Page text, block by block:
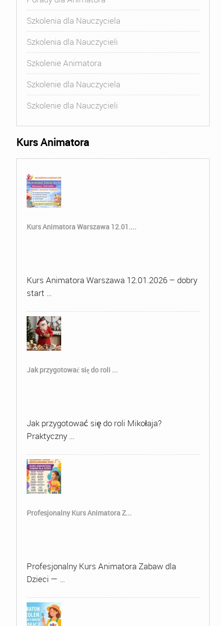
Szkolenia dla Nauczyciela
Szkolenia dla Nauczycieli
Szkolenie Animatora
Szkolenie dla Nauczyciela
Szkolenie dla Nauczycieli
Kurs Animatora
Kurs Animatora Warszawa 12.01....
Kurs Animatora Warszawa 12.01.2026 – dobry
start …
Jak przygotować się do roli ...
Jak przygotować się do roli Mikołaja?
Praktyczny …
Profesjonalny Kurs Animatora Z...
Profesjonalny Kurs Animatora Zabaw dla
Dzieci — …